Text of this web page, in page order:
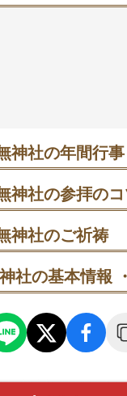
うことで知られ、
す。秋は大イチョ
との表情も楽しめ
、金箔や銀色の
の記念を選ぶ楽し
神社の年間行事
旦0時から斎行。朝早
やすく、正月らしい
典後の撮影会は混み
りが向いています。
奉納芸能とどぶろくの
混みやすいため、ゆっ
神社の参拝のコ
ら歩くなら、到着後
を組むと回りやすい
は午前中を選び、社
月上旬の早朝平日を目
神社のご祈祷
全・商売繁盛・厄除
内なので、旅の予定に
元日のみ0時受付にも
社の基本情報